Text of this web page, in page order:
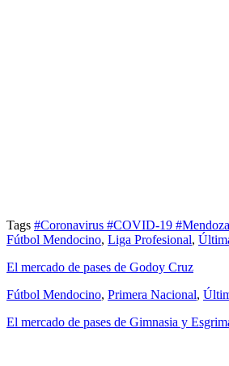
Tags #Coronavirus #COVID-19 #Mendoza
Fútbol Mendocino, Liga Profesional,
El mercado de pases de Godoy Cruz
Fútbol Mendocino, Primera Nacional,
El mercado de pases de Gimnasia y